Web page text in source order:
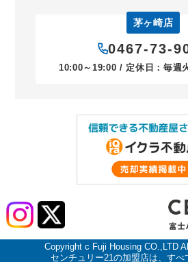
茅ヶ崎店
0467-73-
10:00～19:00 / 定休日：毎週
Copyright c Fuji Housing CO.,LTD
センチュリー21の加盟店は、すべ